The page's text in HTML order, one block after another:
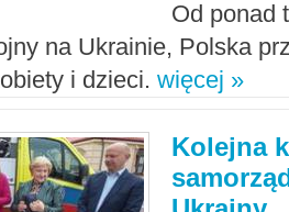
Od ponad
na Ukrainie, Polska
i dzieci. więcej »
Kolejna